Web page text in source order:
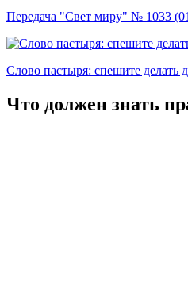
Передача "Свет миру" № 1033
Слово пастыря: спешите делать
Что должен знать